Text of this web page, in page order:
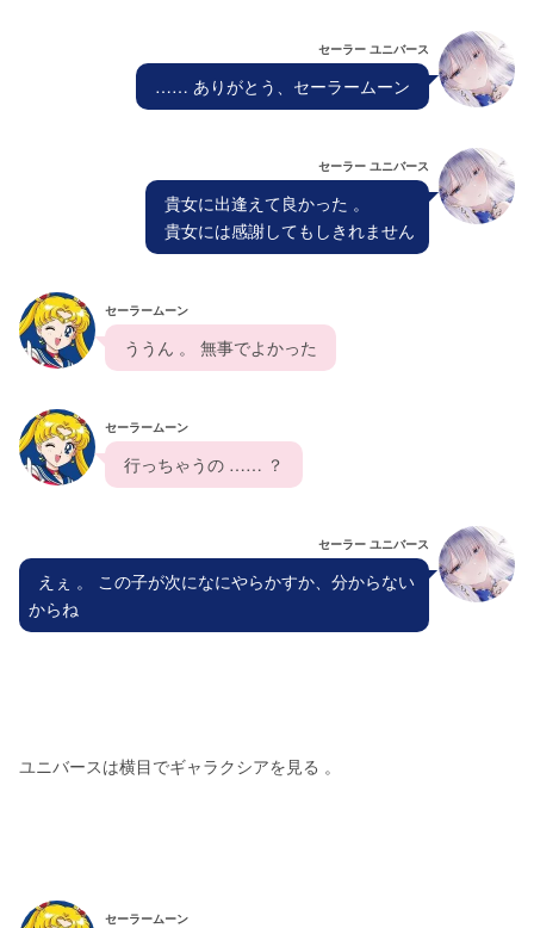
セーラー ユニバース
  …… ありがとう、セーラームーン
セーラー ユニバース
  貴女に出逢えて良かった 。
  貴女には感謝してもしきれません
セーラームーン
  ううん 。 無事でよかった
セーラームーン
  行っちゃうの …… ？
セーラー ユニバース
からね
ユニバースは横目でギャラクシアを見る 。
セーラームーン